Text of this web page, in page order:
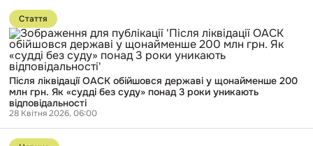
не
роблять»:
за
2025
рік
держава
виплатила
понад
60
млн
грн
зарплат
суддям
Перейти
до
публікації
Після
ліквідації
ОАСК
обійшовся
державі
щонайменше
200
млн
грн.
Стаття
Після ліквідації ОАСК обійшовся державі у щонайменше 200
млн грн. Як «судді без суду» понад 3 роки уникають
відповідальності
28 Квітня 2026, 06:00
Перейти